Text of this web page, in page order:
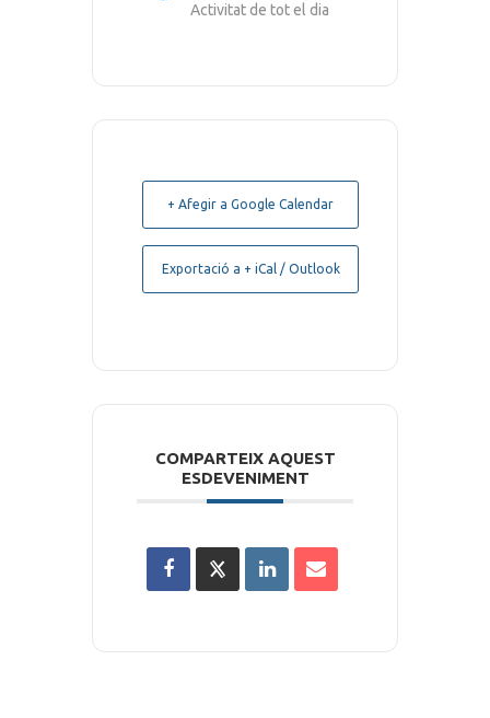
Activitat de tot el dia
+ Afegir a Google Calendar
Exportació a + iCal / Outlook
COMPARTEIX AQUEST
ESDEVENIMENT